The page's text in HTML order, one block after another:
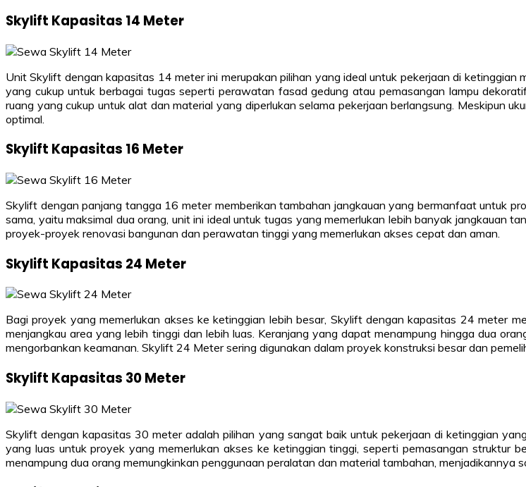
Skylift Kapasitas 14 Meter
Unit Skylift dengan kapasitas 14 meter ini merupakan pilihan yang ideal untuk pekerjaan di
yang cukup untuk berbagai tugas seperti perawatan fasad gedung atau pemasangan lampu
ruang yang cukup untuk alat dan material yang diperlukan selama pekerjaan berlangsung. Meskipun
optimal.
Skylift Kapasitas 16 Meter
Skylift dengan panjang tangga 16 meter memberikan tambahan jangkauan yang bermanfaat untuk
sama, yaitu maksimal dua orang, unit ini ideal untuk tugas yang memerlukan lebih banyak jangkauan
proyek-proyek renovasi bangunan dan perawatan tinggi yang memerlukan akses cepat dan aman.
Skylift Kapasitas 24 Meter
Bagi proyek yang memerlukan akses ke ketinggian lebih besar, Skylift dengan kapasitas 24 meter
menjangkau area yang lebih tinggi dan lebih luas. Keranjang yang dapat menampung hingga dua
mengorbankan keamanan. Skylift 24 Meter sering digunakan dalam proyek konstruksi besar dan
Skylift Kapasitas 30 Meter
Skylift dengan kapasitas 30 meter adalah pilihan yang sangat baik untuk pekerjaan di ketinggian
yang luas untuk proyek yang memerlukan akses ke ketinggian tinggi, seperti pemasangan struktur
menampung dua orang memungkinkan penggunaan peralatan dan material tambahan, menjadikannya